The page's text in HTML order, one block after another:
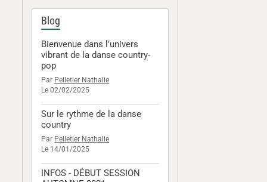
Blog
Bienvenue dans l’univers
vibrant de la danse country-
pop
Par Pelletier Nathalie
Le 02/02/2025
Sur le rythme de la danse
country
Par Pelletier Nathalie
Le 14/01/2025
INFOS - DÉBUT SESSION